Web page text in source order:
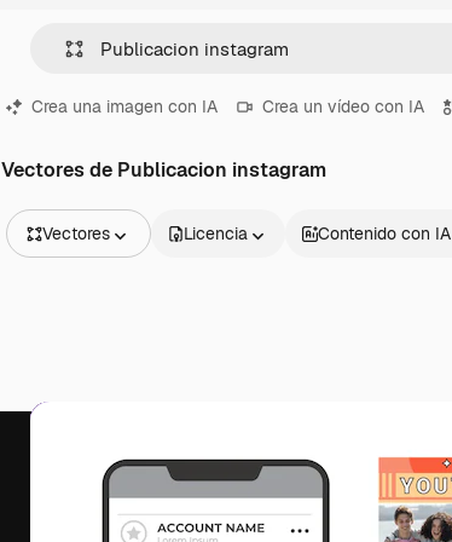
Crea una imagen con IA Crea un vídeo con IA
Vectores de Publicacion instagram
Vectores
Vídeos
Plantillas de vídeos
Licencia Contenido con IA